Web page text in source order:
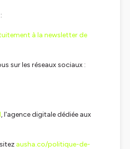
à la newsletter de
sur les réseaux sociaux :
, l'agence digitale dédiée aux
ausha.co/politique-de-